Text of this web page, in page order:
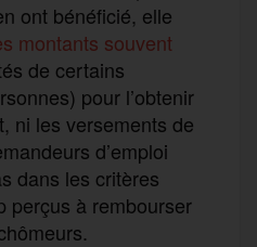
ont bénéficié, elle
montants souvent
de certains
pour l’obtenir
ni les versements de
d’emploi
dans les critères
perçus à rembourser